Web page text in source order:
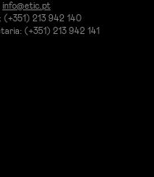
info@etic.pt
(+351) 213 942 140
(+351) 213 942 141